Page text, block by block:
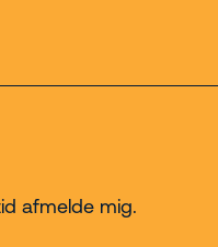
afmelde mig.